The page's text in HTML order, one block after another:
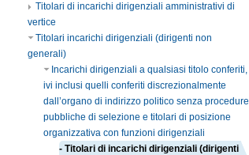
Titolari di incarichi dirigenziali amministrativi di
vertice
Titolari incarichi dirigenziali (dirigenti non
generali)
Incarichi dirigenziali a qualsiasi titolo conferiti,
ivi inclusi quelli conferiti discrezionalmente
dall’organo di indirizzo politico senza procedure
pubbliche di selezione e titolari di posizione
organizzativa con funzioni dirigenziali
- Titolari di incarichi dirigenziali (dirigenti